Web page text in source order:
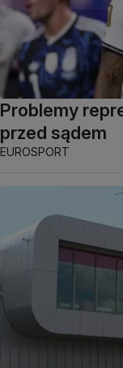
Problemy
przed sądem
EUROSPORT